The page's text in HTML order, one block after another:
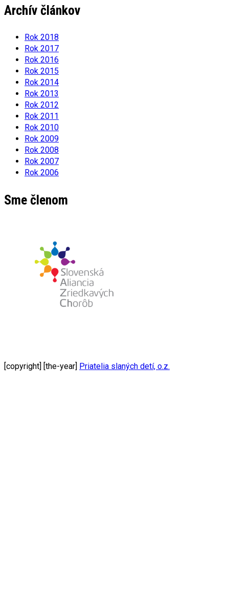
Archív článkov
Rok 2018
Rok 2017
Rok 2016
Rok 2015
Rok 2014
Rok 2013
Rok 2012
Rok 2011
Rok 2010
Rok 2009
Rok 2008
Rok 2007
Rok 2006
Sme členom
[copyright] [the-year] Priatelia slaných detí, o.z.